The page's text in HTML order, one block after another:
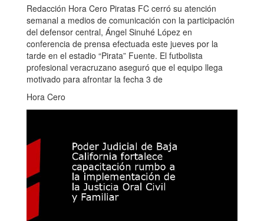
Redacción Hora Cero Piratas FC cerró su atención
semanal a medios de comunicación con la participación
del defensor central, Ángel Sinuhé López en
conferencia de prensa efectuada este jueves por la
tarde en el estadio “Pirata” Fuente. El futbolista
profesional veracruzano aseguró que el equipo llega
motivado para afrontar la fecha 3 de
Hora Cero